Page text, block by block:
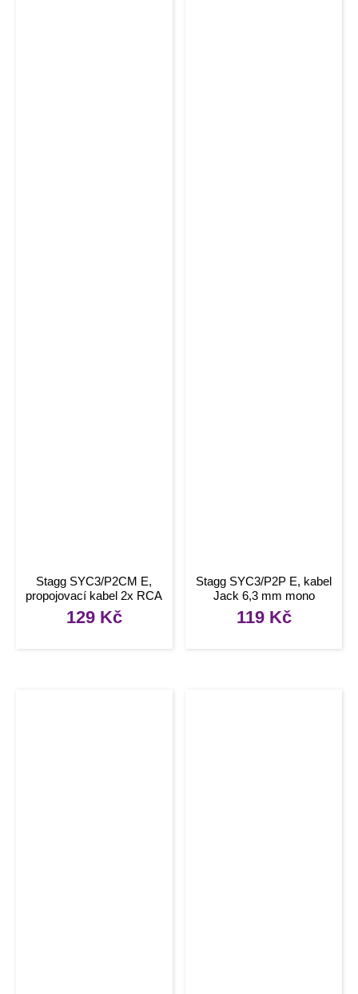
Stagg SYC3/P2CM E,
propojovací kabel 2x RCA
– Jack 6,3 mm mono, 3m
129 Kč
Stagg SYC3/P2P E, kabel
Jack 6,3 mm mono
samec – 2x Jack 6,3 mm
mono samec, 3m
119 Kč